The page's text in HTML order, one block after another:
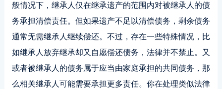
般情况下，继承人仅在继承遗产的范围内对被继承人的债
务承担清偿责任。但如果遗产不足以清偿债务，剩余债务
通常无需继承人继续偿还。不过，存在一些特殊情况，比
如继承人放弃继承却又自愿偿还债务，法律并不禁止。又
或者被继承人的债务属于应当由家庭承担的共同债务，那
么相关继承人可能需要承担更多责任。你在处理类似法律